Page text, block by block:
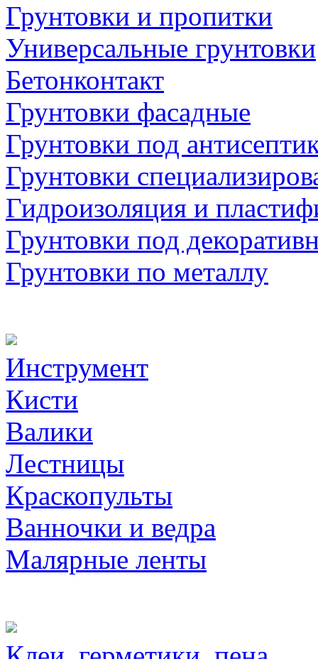
Грунтовки и пропитки
Универсальные грунтовки
Бетонконтакт
Грунтовки фасадные
Грунтовки под
Грунтовки
Гидроизоляция и
Грунтовки под
Грунтовки по металлу
Инструмент
Кисти
Валики
Лестницы
Краскопульты
Ванночки и ведра
Малярные ленты